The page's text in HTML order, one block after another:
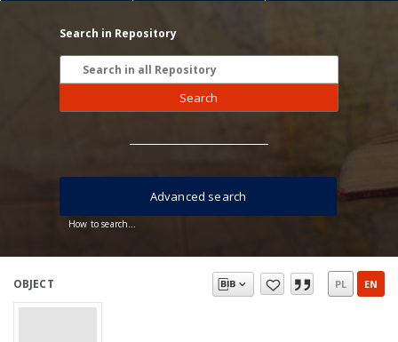
Search in Repository
Search
How to search...
Advanced search
OBJECT PL EN